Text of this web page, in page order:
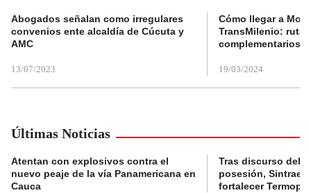
Abogados señalan como irregulares
convenios ente alcaldía de Cúcuta y
AMC
13/07/2023
Cómo llegar a
TransMilenio:
complementarios
19/03/2024
Últimas Noticias
Atentan con explosivos contra el
nuevo peaje de la vía Panamericana en
Cauca
Tras discurso del
posesión,
fortalecer